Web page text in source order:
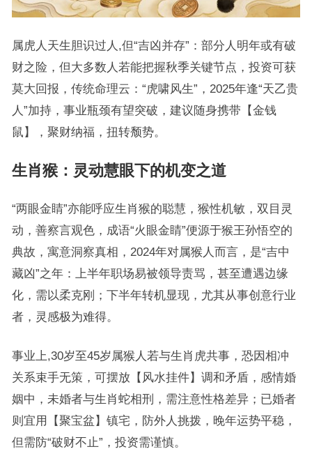
属虎人天生胆识过人,但“吉凶并存”：部分人明年或有破
财之险，但大多数人若能把握秋季关键节点，投资可获
莫大回报，传统命理云：“虎啸风生”，2025年逢“天乙贵
人”加持，事业瓶颈有望突破，建议随身携带【金钱
鼠】，聚财纳福，扭转颓势。
生肖猴：灵动慧眼下的机变之道
“两眼金睛”亦能呼应生肖猴的聪慧，猴性机敏，双目灵
动，善察言观色，成语“火眼金睛”便源于猴王孙悟空的
典故，寓意洞察真相，2024年对属猴人而言，是“吉中
藏凶”之年：上半年职场易被领导责骂，甚至遭遇边缘
化，需以柔克刚；下半年转机显现，尤其从事创意行业
者，灵感极为难得。
事业上,30岁至45岁属猴人若与生肖虎共事，恐因相冲
关系束手无策，可摆放【风水挂件】调和矛盾，感情婚
姻中，未婚者与生肖蛇相刑，需注意性格差异；已婚者
则宜用【聚宝盆】镇宅，防外人挑拨，晚年运势平稳，
但需防“破财不止”，投资需谨慎。